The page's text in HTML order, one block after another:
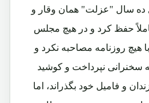
ده سال "عزلت" همان وقار و
حفظ کرد و در هیچ مجلس
هیچ روزنامه مصاحبه نکرد و
سخنرانی نپرداخت و کوشید
و فامیل خود بگذراند، اما